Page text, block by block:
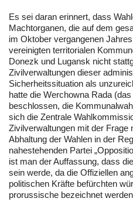
Es sei daran erinnert, dass
Machtorganen, die auf dem
im Oktober vergangenen
vereinigten territorialen
Donezk und Lugansk nicht
Zivilverwaltungen dieser
Sicherheitssituation als
hatte die Werchowna Rada
beschlossen, die
sich die Zentrale
Zivilverwaltungen mit der Frage
Abhaltung der Wahlen in der
nahestehenden Partei
ist man der Auffassung, dass
sein werde, da die Offiziellen
politischen Kräfte befürchten
prorussische bezeichnet